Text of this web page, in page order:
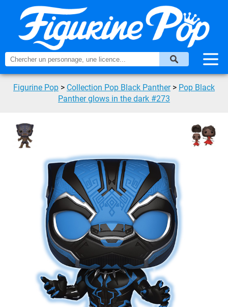
Figurine Pop > Collection Pop Black Panther > Pop Black
Panther glows in the dark #273